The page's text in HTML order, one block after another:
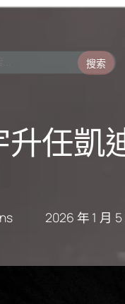
搜索
任凱
2026 年 1 月 5